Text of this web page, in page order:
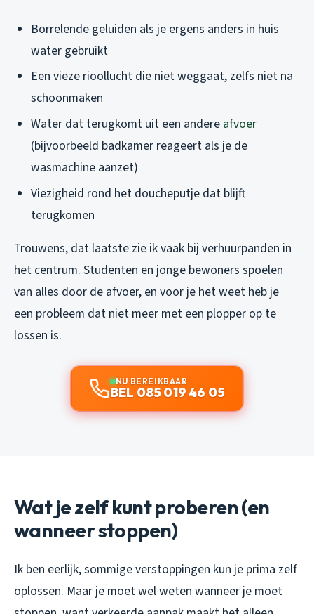
Borrelende geluiden als je ergens anders in huis
water gebruikt
Een vieze rioollucht die niet weggaat, zelfs niet na
schoonmaken
Water dat terugkomt uit een andere afvoer
(bijvoorbeeld badkamer reageert als je de
wasmachine aanzet)
Viezigheid rond het doucheputje dat blijft
terugkomen
Trouwens, dat laatste zie ik vaak bij verhuurpanden in
het centrum. Studenten en jonge bewoners spoelen
van alles door de afvoer, en voor je het weet heb je
een probleem dat niet meer met een plopper op te
lossen is.
NU BEREIKBAAR
BEL 085 019 46 05
Wat je zelf kunt proberen (en
wanneer stoppen)
Ik ben eerlijk, sommige verstoppingen kun je prima zelf
oplossen. Maar je moet wel weten wanneer je moet